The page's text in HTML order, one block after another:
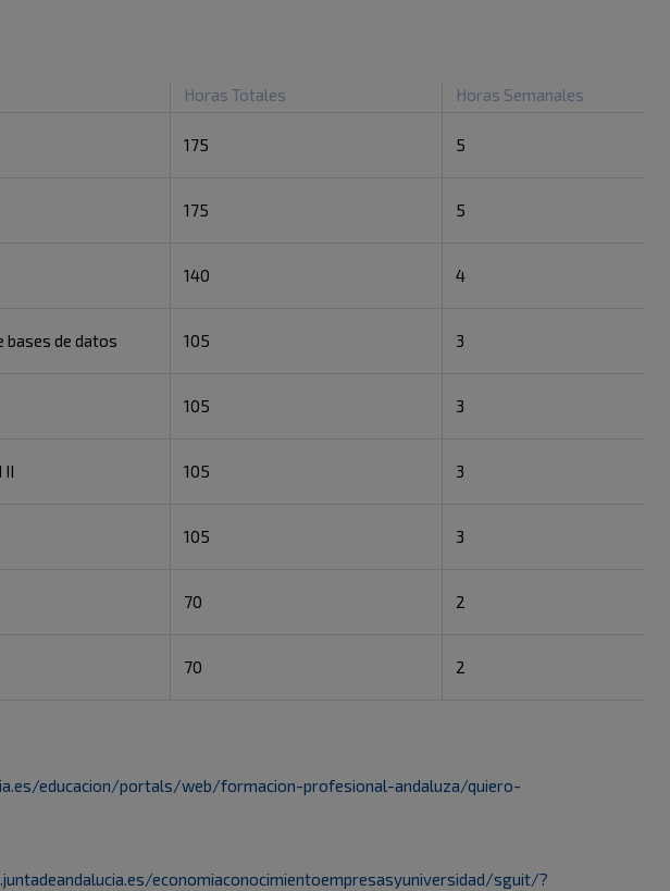
Horas Totales Horas Semanales
175 5
175 5
140 4
bases de datos 105 3
105 3
II 105 3
105 3
70 2
70 2
educacion/portals/web/formacion-profesional-andaluza/quiero-
economiaconocimientoempresasyuniversidad/sguit/?